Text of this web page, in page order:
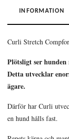
INFORMATION
Curli Stretch
Plötsligt ser
Detta utvecklar
ägare.
Därför har Curli
en hund hålls fast.